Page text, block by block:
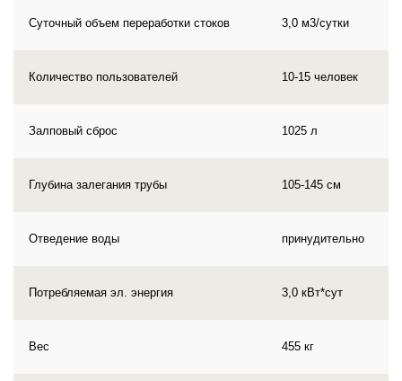
Суточный объем переработки стоков 3,0 м3/сутки
Количество пользователей 10-15 человек
Залповый сброс 1025 л
Глубина залегания трубы 105-145 см
Отведение воды принудительно
Потребляемая эл. энергия 3,0 кВт*сут
Вес 455 кг